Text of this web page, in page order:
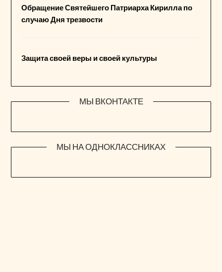
Обращение Святейшего Патриарха Кирилла по
случаю Дня трезвости
Защита своей веры и своей культуры
МЫ ВКОНТАКТЕ
МЫ НА ОДНОКЛАССНИКАХ